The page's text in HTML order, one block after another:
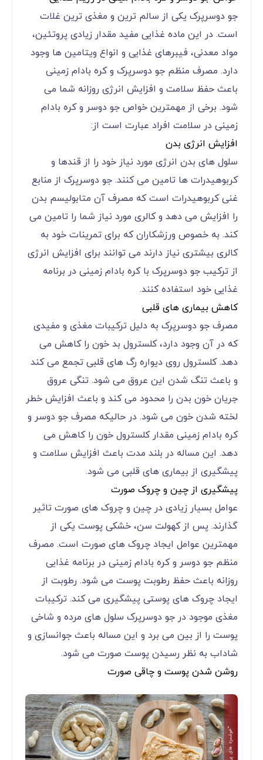
جو دوسرپرک یکی از سالم ترین و مغذی ترین غلات
است. در این ماده غذایی مفید مقدار زیادی پروتئین،
مواد معدنی، فیبرهای غذایی و انواع ویتامین ها وجود
دارد. مصرف منظم جو دوسرپرک و کره بادام زمینی
باعث حفظ سلامت و افزایش انرژی روزانه شما می
شود. برخی از مهمترین خواص جو دوسر و کره بادام
زمینی در سلامت افراد عبارت است از:
افزایش انرژی بدن
سلول های بدن انرژی مورد نیاز خود را از قندها و
کربوهیدرات ها تامین می کنند. جو دوسرپرک از منابع
غنی کربوهیدرات است که مصرف آن متابولیسم بدن
را افزایش می دهد و کالری مورد نیاز شما را تامین می
کند. به خصوص ورزشکاران که برای تمرینات خود به
کالری بیشتری نیاز دارند می توانند برای افزایش انرژی
از ترکیب جو دوسرپرک با کره بادام زمینی در برنامه
غذایی خود استفاده کنند.
کاهش بیماری‌ های قلبی
مصرف جو دوسرپرک به دلیل ترکیبات مغذی و مفیدی
که در آن وجود دارد، کلسترول بد خون را کاهش می
دهد. کلسترول روی دیواره رگ های قلبی تجمع می کند
و باعث تنگ شدن این عروق می شود. تنگی عروق
جریان خون بدن را محدود می کند و باعث افزایش خطر
لخته شدن خون می شود. در حالیکه مصرف جو دوسر و
کره بادام زمینی مقدار کلسترول خون را کاهش می
دهد. این مساله در بلند مدت باعث افزایش سلامت و
پیشگیری از بیماری های قلبی می شود.
پیشگیری از چین و چروک صورت
عوامل بسیار زیادی در چین و چروک های صورت تاثیر
گذارند. پس از کهولت سن، خشکی پوست یکی از
مهمترین عوامل ایجاد چروک های صورت است. مصرف
منظم جو دوسر و کره بادام زمینی در برنامه غذایی
روزانه باعث حفظ رطوبت پوست می شود. رطوبت از
ایجاد چروک های پوستی پیشگیری می کند. ترکیبات
مغذی موجود در جو دوسرپرک سلول های مرده و شاخی
پوست را از بین می برد و این مساله باعث جوانسازی و
شاداب به نظر رسیدن پوست صورت می شود.
روشن شدن پوست و چاقی صورت